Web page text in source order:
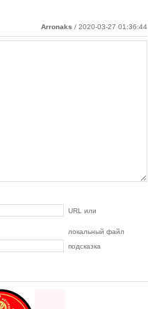
Arronaks / 2020-03-27 01:36:44
URL или
локальный файл
подсказка